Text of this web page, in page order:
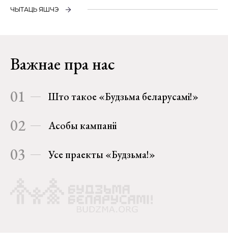
ЧЫТАЦЬ ЯШЧЭ
Важнае пра нас
01 Што такое «Будзьма беларусамі!»
02 Асобы кампаніі
03 Усе праекты «Будзьма!»